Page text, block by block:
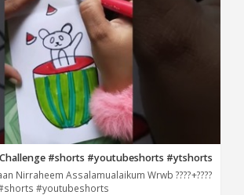
Challenge #shorts #youtubeshorts #ytshorts
Nirraheem Assalamualaikum Wrwb ????+????
#youtubeshorts